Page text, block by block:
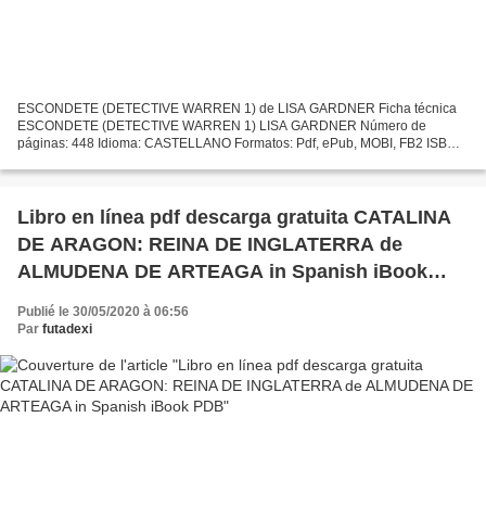
ESCONDETE (DETECTIVE WARREN 1) de LISA GARDNER Ficha técnica
ESCONDETE (DETECTIVE WARREN 1) LISA GARDNER Número de
páginas: 448 Idioma: CASTELLANO Formatos: Pdf, ePub, MOBI, FB2 ISBN:
Libro en línea pdf descarga gratuita CATALINA
DE ARAGON: REINA DE INGLATERRA de
ALMUDENA DE ARTEAGA in Spanish iBook
PDB
Publié le 30/05/2020 à 06:56
Par futadexi